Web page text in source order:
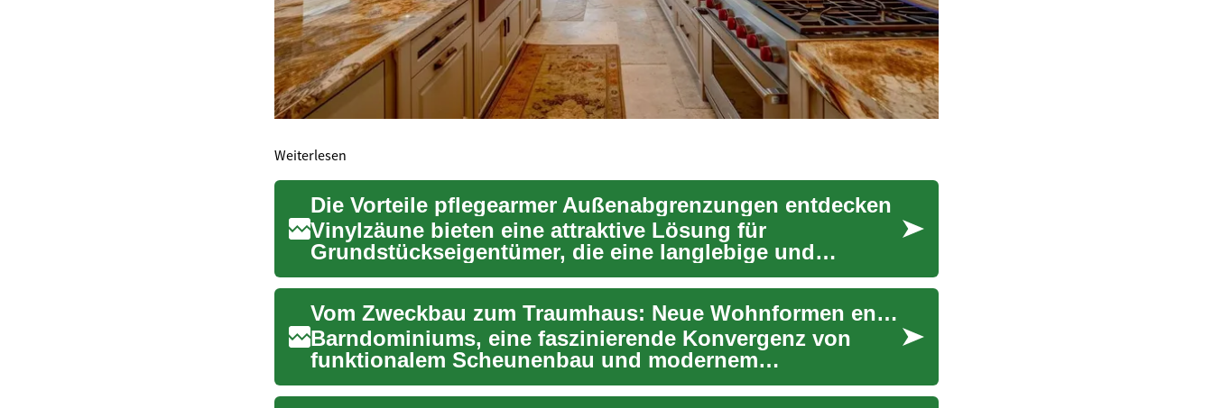
Weiterlesen
Die Vorteile pflegearmer Außenabgrenzungen entdecken
Vinylzäune bieten eine attraktive Lösung für
Grundstückseigentümer, die eine langlebige und
ästhetisch ansprechende A...
Vom Zweckbau zum Traumhaus: Neue Wohnformen entdecken
Barndominiums, eine faszinierende Konvergenz von
funktionalem Scheunenbau und modernem
Wohnkomfort, haben sich in den...